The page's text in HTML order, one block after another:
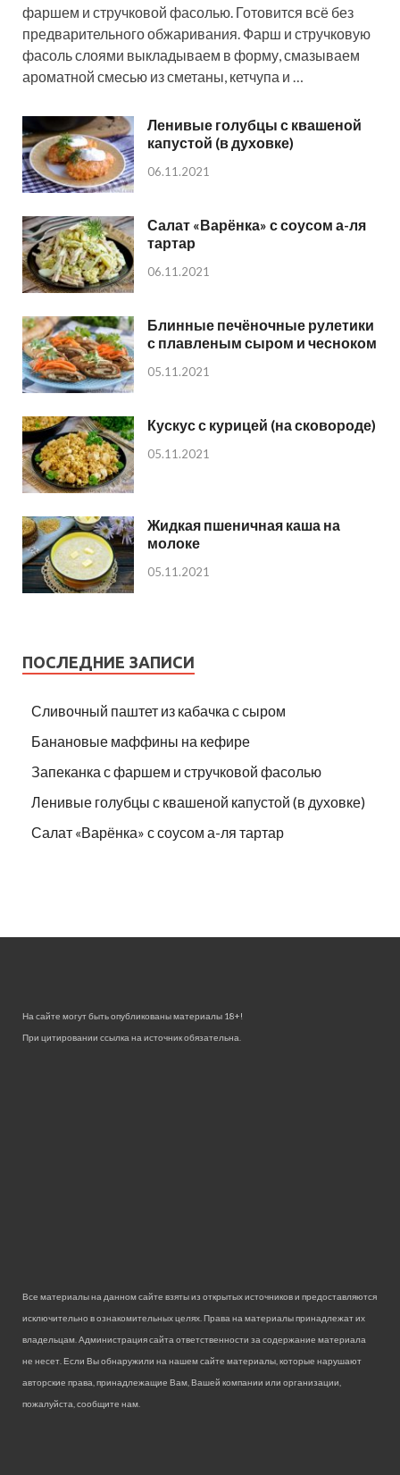
фаршем и стручковой фасолью. Готовится всё без
предварительного обжаривания. Фарш и стручковую
фасоль слоями выкладываем в форму, смазываем
ароматной смесью из сметаны, кетчупа и …
Ленивые голубцы с квашеной
капустой (в духовке)
06.11.2021
Салат «Варёнка» с соусом а-ля
тартар
06.11.2021
Блинные печёночные рулетики
с плавленым сыром и чесноком
05.11.2021
Кускус с курицей (на сковороде)
05.11.2021
Жидкая пшеничная каша на
молоке
05.11.2021
ПОСЛЕДНИЕ ЗАПИСИ
Сливочный паштет из кабачка с сыром
Банановые маффины на кефире
Запеканка с фаршем и стручковой фасолью
Ленивые голубцы с квашеной капустой (в духовке)
Салат «Варёнка» с соусом а-ля тартар
На сайте могут быть опубликованы материалы 18+!
При цитировании ссылка на источник обязательна.
Все материалы на данном сайте взяты из открытых источников и предоставляются
исключительно в ознакомительных целях. Права на материалы принадлежат их
владельцам. Администрация сайта ответственности за содержание материала
не несет. Если Вы обнаружили на нашем сайте материалы, которые нарушают
авторские права, принадлежащие Вам, Вашей компании или организации,
пожалуйста, сообщите нам.